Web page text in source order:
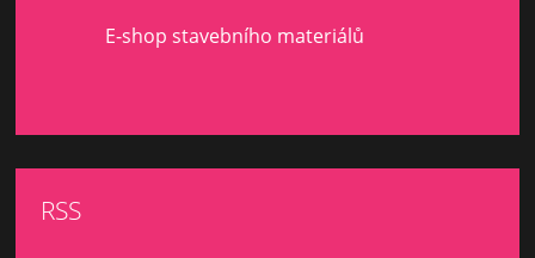
E-shop stavebního materiálů
RSS